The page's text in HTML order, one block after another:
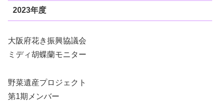
2023年度
大阪府花き振興協議会
ミディ胡蝶蘭モニター
野菜遺産プロジェクト
第1期メンバー